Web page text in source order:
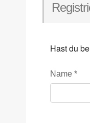
Hast du
Name *